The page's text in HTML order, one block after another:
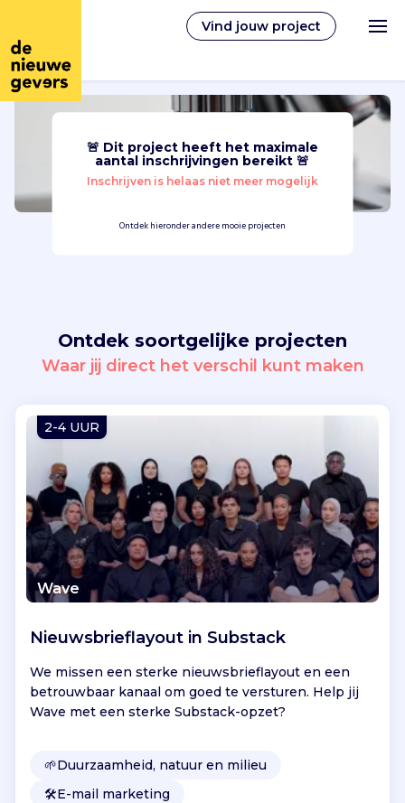
Vind jouw project
Nederlands
Vrijwilligerswerk
Vind jouw project
Inloggen
🚨 Dit project heeft het maximale
aantal inschrijvingen bereikt 🚨
Inschrijven is helaas niet meer mogelijk
Ontdek hieronder andere mooie projecten
Ontdek soortgelijke projecten
Waar jij direct het verschil kunt maken
2-4 UUR
Wave
Nieuwsbrieflayout in Substack
We missen een sterke nieuwsbrieflayout en een
betrouwbaar kanaal om goed te versturen. Help jij
Wave met een sterke Substack-opzet?
🌱Duurzaamheid, natuur en milieu
🛠️E-mail marketing